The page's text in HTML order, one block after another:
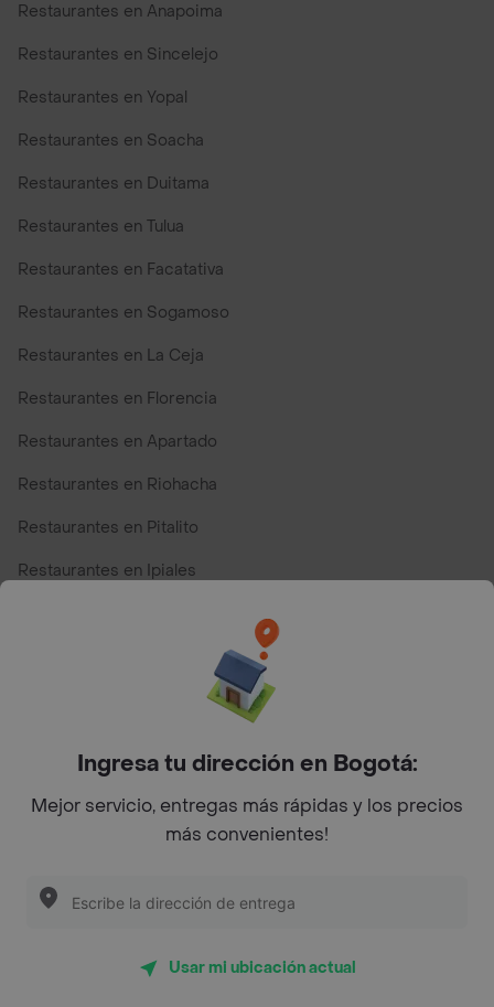
Restaurantes en Anapoima
Restaurantes en Sincelejo
Restaurantes en Yopal
Restaurantes en Soacha
Restaurantes en Duitama
Restaurantes en Tulua
Restaurantes en Facatativa
Restaurantes en Sogamoso
Restaurantes en La Ceja
Restaurantes en Florencia
Restaurantes en Apartado
Restaurantes en Riohacha
Restaurantes en Pitalito
Restaurantes en Ipiales
Top Marcas y Cadenas de Restaurantes
Encuéntranos en estos países
App Store Google play
Restaurantes cerca de mi para pedir Comida a Domicilio -
Ingresa tu dirección en Bogotá:
Mejor servicio, entregas más rápidas y los precios
más convenientes!
Usar mi ubicación actual